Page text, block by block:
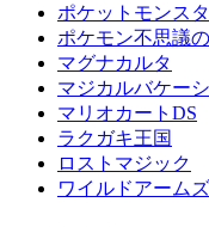
ポケットモンス
ポケモン不思議
マグナカルタ
マジカルバケー
マリオカートDS
ラクガキ王国
ロストマジック
ワイルドアームズ